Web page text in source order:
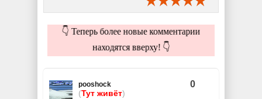
👇 Теперь более новые комментарии
находятся вверху! 👇
pooshock
(Тут живёт)
0